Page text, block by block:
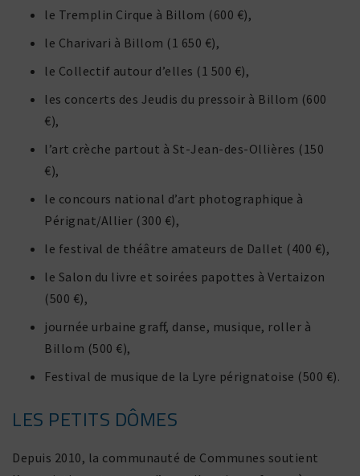
le Tremplin Cirque à Billom (600 €),
le Charivari à Billom (1 650 €),
le Collectif autour d’elles (1 500 €),
les concerts des Jeudis du pres­soir à Billom (600
€),
l’art crèche partout à St-Jean-des-Ollières (150
€),
le concours national d’art photo­gra­phique à
Pérignat/Allier (300 €),
le festival de théâtre amateurs de Dallet (400 €),
le Salon du livre et soirées papottes à Vertaizon
(500 €),
journée urbaine graff, danse, musique, roller à
Billom (500 €),
Festival de musique de la Lyre péri­gna­toise (500 €).
LES PETITS DÔMES
Depuis 2010, la commu­nauté de Communes soutient